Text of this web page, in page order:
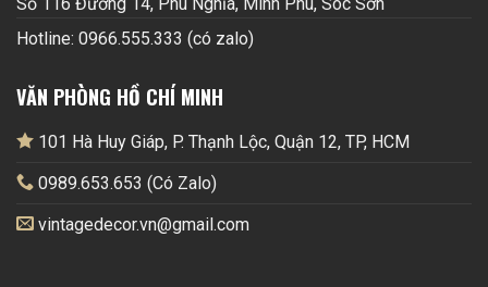
Hotline: 0966.555.333 (có zalo)
VĂN PHÒNG HỒ CHÍ MINH
101 Hà Huy Giáp, P. Thạnh Lộc, Quận 12, TP, HCM
0989.653.653 (Có Zalo)
vintagedecor.vn@gmail.com